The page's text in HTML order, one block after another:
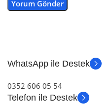
WhatsApp ile Destek
0352 606 05 54
Telefon ile Destek